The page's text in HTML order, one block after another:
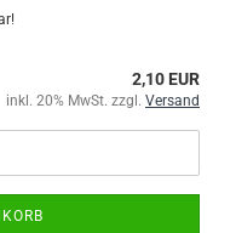
2,10 EUR
inkl. 20% MwSt. zzgl. Versand